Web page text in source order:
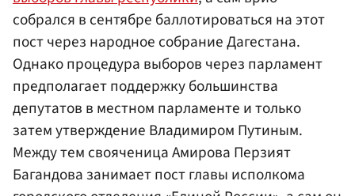
собрался в сентябре баллотироваться на этот
пост через народное собрание Дагестана.
Однако процедура выборов через парламент
предполагает поддержку большинства
депутатов в местном парламенте и только
затем утверждение Владимиром Путиным.
Между тем свояченица Амирова Перзият
Багандова занимает пост главы исполкома